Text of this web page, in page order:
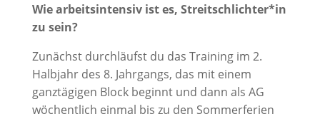
Wie arbeitsintensiv ist es, Streitschlichter*in
zu sein?
Zunächst durchläufst du das Training im 2.
Halbjahr des 8. Jahrgangs, das mit einem
ganztägigen Block beginnt und dann als AG
wöchentlich einmal bis zu den Sommerferien